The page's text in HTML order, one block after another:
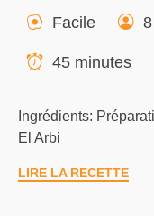
Facile
45 minutes
Ingrédients:
El Arbi
LIRE LA RECETTE